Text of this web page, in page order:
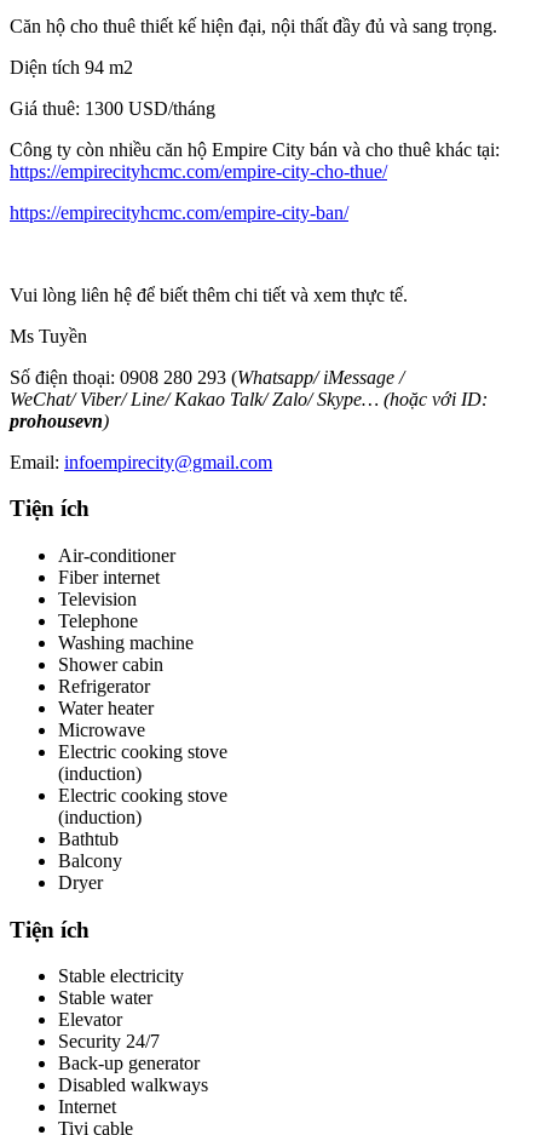
Căn hộ cho thuê thiết kế hiện đại, nội thất đầy đủ và sang trọng.
Diện tích 94 m2
Giá thuê: 1300 USD/tháng
Công ty còn nhiều căn hộ Empire City bán và cho thuê khác tại:
https://empirecityhcmc.com/empire-city-cho-thue/
https://empirecityhcmc.com/empire-city-ban/
Vui lòng liên hệ để biết thêm chi tiết và xem thực tế.
Ms Tuyền
Số điện thoại: 0908 280 293 (Whatsapp/iMessage /
WeChat/Viber/Line/Kakao Talk/Zalo/ Skype… (hoặc với ID:
prohousevn)
Email: infoempirecity@gmail.com
Tiện ích
Air-conditioner
Fiber internet
Television
Telephone
Washing machine
Shower cabin
Refrigerator
Water heater
Microwave
Electric cooking stove
(induction)
Electric cooking stove
(induction)
Bathtub
Balcony
Dryer
Tiện ích
Stable electricity
Stable water
Elevator
Security 24/7
Back-up generator
Disabled walkways
Internet
Tivi cable